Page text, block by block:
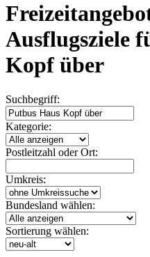
Ausflugsziele
Kopf über
Suchbegriff:
Kategorie:
Postleitzahl oder Ort:
Umkreis:
Bundesland wählen:
Sortierung wählen: